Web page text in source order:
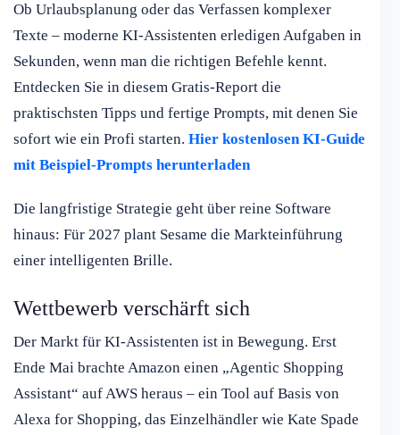
Ob Urlaubsplanung oder das Verfassen komplexer
Texte – moderne KI-Assistenten erledigen Aufgaben in
Sekunden, wenn man die richtigen Befehle kennt.
Entdecken Sie in diesem Gratis-Report die
praktischsten Tipps und fertige Prompts, mit denen Sie
sofort wie ein Profi starten. Hier kostenlosen KI-Guide
mit Beispiel-Prompts herunterladen
Die langfristige Strategie geht über reine Software
hinaus: Für 2027 plant Sesame die Markteinführung
einer intelligenten Brille.
Wettbewerb verschärft sich
Der Markt für KI-Assistenten ist in Bewegung. Erst
Ende Mai brachte Amazon einen „Agentic Shopping
Assistant“ auf AWS heraus – ein Tool auf Basis von
Alexa for Shopping, das Einzelhändler wie Kate Spade